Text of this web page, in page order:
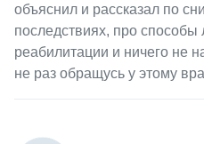
объяснил и рассказал по
последствиях, про способы
реабилитации и ничего не
не раз обращусь у этому